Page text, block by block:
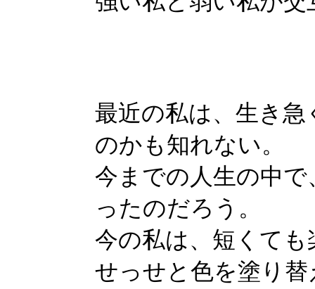
最近の私は、生き
のかも知れない。
今までの人生の中
ったのだろう。
今の私は、短くて
せっせと色を塗り